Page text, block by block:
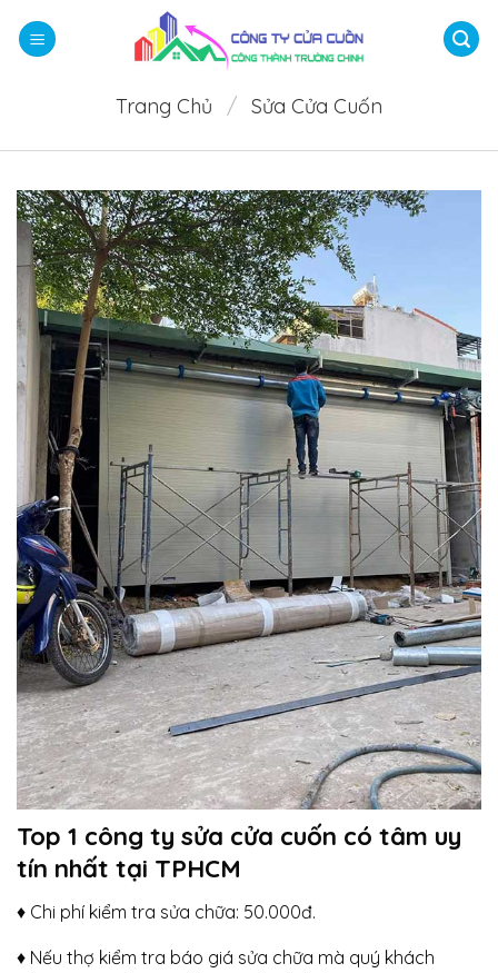
qua
Trang Chủ / Sửa Cửa Cuốn
Top 1 công ty sửa cửa cuốn có tâm uy
tín nhất tại TPHCM
♦ Chi phí kiểm tra sửa chữa: 50.000đ.
♦ Nếu thợ kiểm tra báo giá sửa chữa mà quý khách